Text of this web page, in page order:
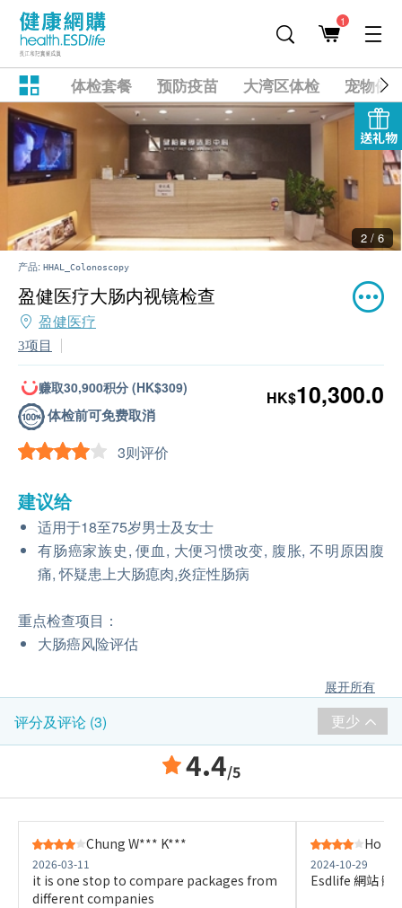
1
体检套餐 预防疫苗 大湾区体检 宠物健
送礼物
2 / 6
产品: HHAL_Colonoscopy
盈健医疗大肠内视镜检查
盈健医疗
3项目
赚取30,900积分 (HK$309)
体检前可免费取消
3则评价
HK$10,300.0
建议给
适用于18至75岁男士及女士
有肠癌家族史, 便血, 大便习惯改变, 腹胀, 不明原因腹
痛, 怀疑患上大肠瘜肉,炎症性肠病
重点检查项目：
大肠癌风险评估
展开所有
评分及评论 (3) 更少
4.4/5
Chung W*** K***
2026-03-11
it is one stop to compare packages from
different companies
Ho
2024-10-29
Esdlife 網站 體